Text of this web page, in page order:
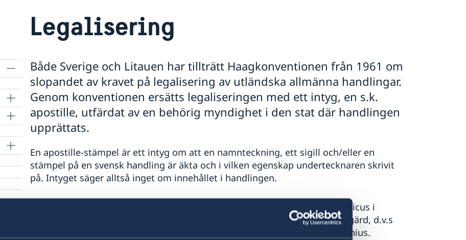
Legalisering
Både Sverige och Litauen har tillträtt Haagkonventionen från 1961 om
slopandet av kravet på legalisering av utländska allmänna handlingar.
Genom konventionen ersätts legaliseringen med ett intyg, en s.k.
apostille, utfärdat av en behörig myndighet i den stat där handlingen
upprättats.
En apostille-stämpel är ett intyg om att en namnteckning, ett sigill och/eller en
stämpel på en svensk handling är äkta och i vilken egenskap undertecknaren skrivit
på. Intyget säger alltså inget om innehållet i handlingen.
När handlingen försetts med apostille-stämpeln utfärdad av notarius publicus i
Sverige ska den gälla i den mottagande konventionsstaten utan vidare åtgärd, d.v.s
normalt krävs inget ytterligare godkännande från Sveriges ambassad i Vilnius.